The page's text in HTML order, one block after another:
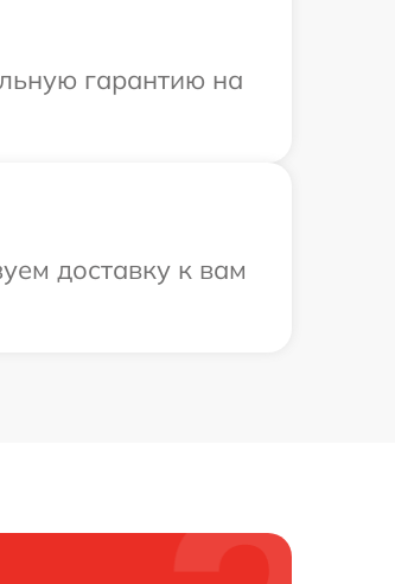
гарантию на
доставку к вам